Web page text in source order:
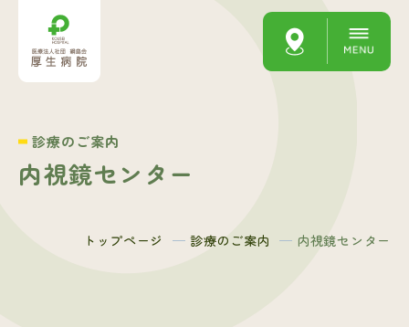
診療のご案内
内視鏡センター
トップページ 診療のご案内 内視鏡センター